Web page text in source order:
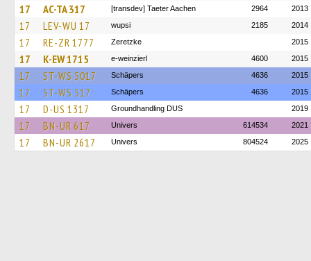
17 AC-TA 317 [transdev] Taeter Aachen 2964 2013
17 LEV-WU 17 wupsi 2185 2014
17 RE-ZR 1777 Zeretzke 2015
17 K-EW 1715 e-weinzierl 4600 2015
17 ST-WS 5017 Schäpers 4636 2015
17 ST-WS 517 Schäpers 4636 2015
17 D-US 1317 Groundhandling DUS 2019
17 BN-UR 617 Univers 614534 2021
17 BN-UR 2617 Univers 804524 2025